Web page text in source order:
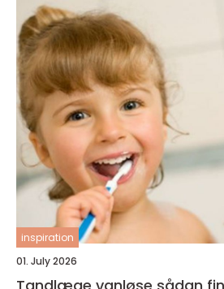
inspiration
01. July 2026